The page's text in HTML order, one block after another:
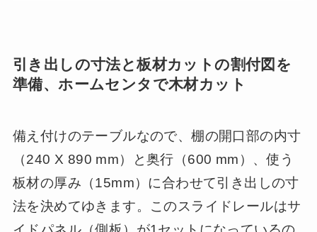
引き出しの寸法と板材カットの割付図を
準備、ホームセンタで木材カット
備え付けのテーブルなので、棚の開口部の内寸
（240 X 890 mm）と奥行（600 mm）、使う
板材の厚み（15mm）に合わせて引き出しの寸
法を決めてゆきます。このスライドレールはサ